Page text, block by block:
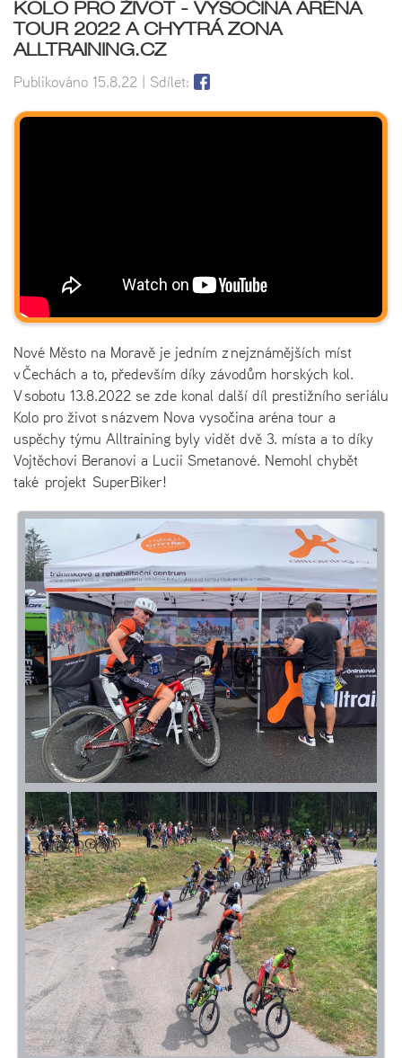
KOLO PRO ŽIVOT - VYSOČINA ARÉNA
TOUR 2022 A CHYTRÁ ZONA
ALLTRAINING.CZ
Publikováno 15.8.22 | Sdílet:
Nové Město na Moravě je jedním z nejznámějších míst
v Čechách a to, především díky závodům horských kol.
V sobotu 13.8.2022 se zde konal další díl prestižního seriálu
Kolo pro život s názvem Nova vysočina aréna tour a
uspěchy týmu Alltraining byly vidět dvě 3. místa a to díky
Vojtěchovi Beranovi a Lucii Smetanové. Nemohl chybět
také projekt SuperBiker!